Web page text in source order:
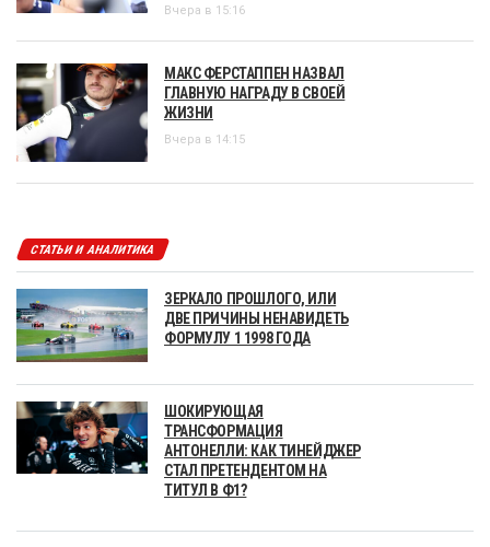
Вчера в 15:16
МАКС ФЕРСТАППЕН НАЗВАЛ
ГЛАВНУЮ НАГРАДУ В СВОЕЙ
ЖИЗНИ
Вчера в 14:15
СТАТЬИ И АНАЛИТИКА
ЗЕРКАЛО ПРОШЛОГО, ИЛИ
ДВЕ ПРИЧИНЫ НЕНАВИДЕТЬ
ФОРМУЛУ 1 1998 ГОДА
ШОКИРУЮЩАЯ
ТРАНСФОРМАЦИЯ
АНТОНЕЛЛИ: КАК ТИНЕЙДЖЕР
СТАЛ ПРЕТЕНДЕНТОМ НА
ТИТУЛ В Ф1?